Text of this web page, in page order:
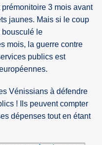
prémonitoire 3 mois avant
jaunes. Mais si le coup
bousculé le
mois, la guerre contre
publics est
Vénissians à défendre
! Ils peuvent compter
dépenses tout en étant